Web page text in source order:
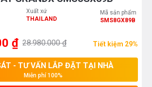
Xuất xứ
THAILAND
Mã sản phẩm
SMS8GX89B
₫ 28.980.000 ₫ Tiết kiệm 29%
- TƯ VẤN LẮP ĐẶT TẠI NHÀ
Miễn phí 100%